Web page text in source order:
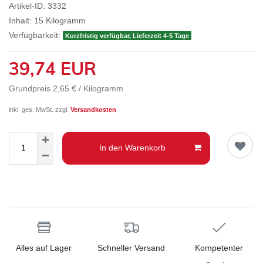
Artikel-ID: 3332
Inhalt: 15 Kilogramm
Verfügbarkeit:
Kurzfristig verfügbar, Lieferzeit 4-5 Tage
39,74 EUR
Grundpreis 2,65 € / Kilogramm
inkl. ges. MwSt. zzgl. Versandkosten
In den Warenkorb
Alles auf Lager Schneller Versand
Kompetenter